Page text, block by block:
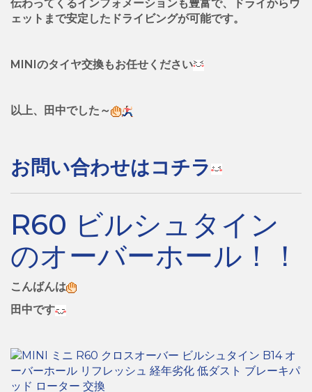
伝わってくるインフォメーションも豊富で、ドライからウ
ェットまで安定したドライビングが可能です。
MINIのタイヤ交換もお任せください
以上、田中でした～
お問い合わせはコチラ
R60 ビルシュタイン
のオーバーホール！！
こんばんは
田中です